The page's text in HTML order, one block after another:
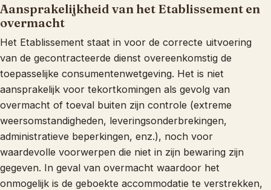
Aansprakelijkheid van het Etablissement en
overmacht
Het Etablissement staat in voor de correcte uitvoering
van de gecontracteerde dienst overeenkomstig de
toepasselijke consumentenwetgeving. Het is niet
aansprakelijk voor tekortkomingen als gevolg van
overmacht of toeval buiten zijn controle (extreme
weersomstandigheden, leveringsonderbrekingen,
administratieve beperkingen, enz.), noch voor
waardevolle voorwerpen die niet in zijn bewaring zijn
gegeven. In geval van overmacht waardoor het
onmogelijk is de geboekte accommodatie te verstrekken,